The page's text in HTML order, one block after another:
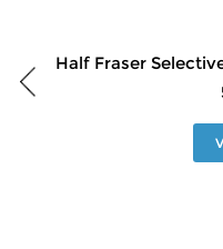
Half Fraser